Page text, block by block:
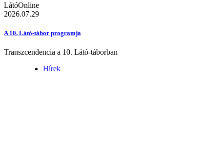
LátóOnline
2026.07.29
A 10. Látó-tábor programja
Transzcendencia a 10. Látó-táborban
Hírek